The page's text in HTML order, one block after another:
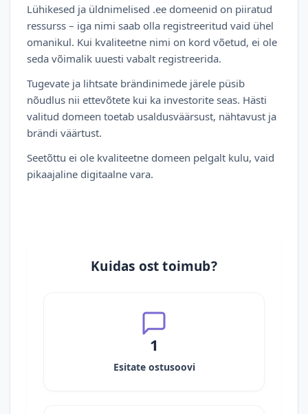
Lühikesed ja üldnimelised .ee domeenid on piiratud
ressurss – iga nimi saab olla registreeritud vaid ühel
omanikul. Kui kvaliteetne nimi on kord võetud, ei ole
seda võimalik uuesti vabalt registreerida.
Tugevate ja lihtsate brändinimede järele püsib
nõudlus nii ettevõtete kui ka investorite seas. Hästi
valitud domeen toetab usaldusväärsust, nähtavust ja
brändi väärtust.
Seetõttu ei ole kvaliteetne domeen pelgalt kulu, vaid
pikaajaline digitaalne vara.
Kuidas ost toimub?
1
Esitate ostusoovi